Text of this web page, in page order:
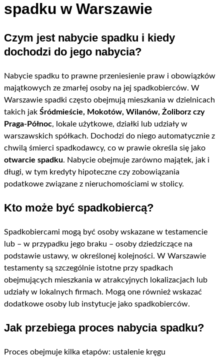
spadku w Warszawie
Czym jest nabycie spadku i kiedy
dochodzi do jego nabycia?
Nabycie spadku to prawne przeniesienie praw i obowiązków
majątkowych ze zmarłej osoby na jej spadkobierców. W
Warszawie spadki często obejmują mieszkania w dzielnicach
takich jak Śródmieście, Mokotów, Wilanów, Żoliborz czy
Praga-Północ, lokale użytkowe, działki lub udziały w
warszawskich spółkach. Dochodzi do niego automatycznie z
chwilą śmierci spadkodawcy, co w prawie określa się jako
otwarcie spadku. Nabycie obejmuje zarówno majątek, jak i
długi, w tym kredyty hipoteczne czy zobowiązania
podatkowe związane z nieruchomościami w stolicy.
Kto może być spadkobiercą?
Spadkobiercami mogą być osoby wskazane w testamencie
lub – w przypadku jego braku – osoby dziedziczące na
podstawie ustawy, w określonej kolejności. W Warszawie
testamenty są szczególnie istotne przy spadkach
obejmujących mieszkania w atrakcyjnych lokalizacjach lub
udziały w lokalnych firmach. Mogą one również wskazać
dodatkowe osoby lub instytucje jako spadkobierców.
Jak przebiega proces nabycia spadku?
Proces obejmuje kilka etapów: ustalenie kręgu